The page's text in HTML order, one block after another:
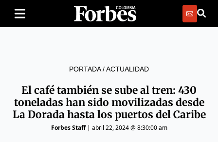
PORTADA/ACTUALIDAD
El café también se sube al tren: 430
toneladas han sido movilizadas desde
La Dorada hasta los puertos del Caribe
Forbes Staff| abril 22, 2024 @ 8:30:00 am